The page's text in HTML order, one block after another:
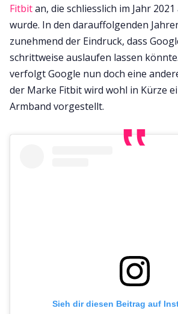
Fitbitan, die schliesslich im Jahr
wurde. In den darauffolgenden
zunehmend der Eindruck, dass
schrittweise auslaufen lassen
verfolgt Google nun doch eine
der Marke Fitbit wird wohl in Kürze
Armband vorgestellt.
Sieh dir diesen Beitrag auf